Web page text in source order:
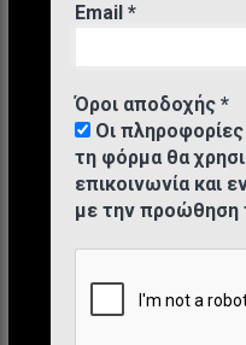
Email *
Όροι αποδοχής *
Οι
τη φόρμα θα
επικοινωνία και
με την προώθηση